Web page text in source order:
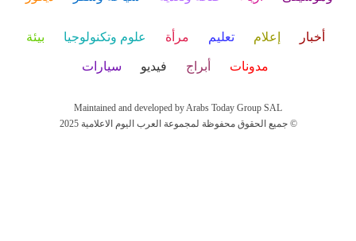
أخبار إعلام تعليم مرأة علوم وتكنولوجيا بيئة
مدونات أبراج فيديو سيارات
Maintained and developed by Arabs Today Group SAL
جميع الحقوق محفوظة لمجموعة العرب اليوم الاعلامية 2025 ©